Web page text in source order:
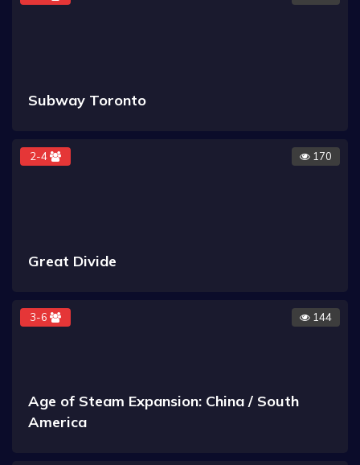
Subway Toronto
2-4 170
Great Divide
3-6 144
Age of Steam Expansion: China / South
America